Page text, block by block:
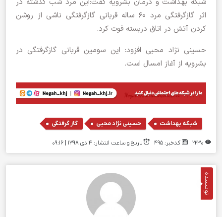
اثر گازگرفتگی مرد ۶۰ ساله قربانی گازگرفتگی ناشی از روشن
کردن آتش در اتاق دربسته فوت کرد.
حسینی نژاد محبی افزود: این سومین قربانی گازگرفتگی در
بشرویه از آغاز امسال است.
شبکه بهداشت , حسینی نژاد محبی , گاز گرفتگی
کدخبر: 495 تاریخ و ساعت انتشار: ۴ دی ۱۳۹۸ | 09:16
نویسنده